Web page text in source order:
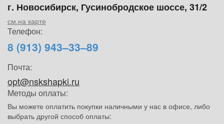
г. Новосибирск, Гусинобродское шоссе, 31/2
см.на карте
Телефон:
8 (913) 943–33–89
Почта:
opt@nskshapki.ru
Методы оплаты:
Вы можете оплатить покупки наличными у нас в офисе, либо
выбрать другой способ оплаты: